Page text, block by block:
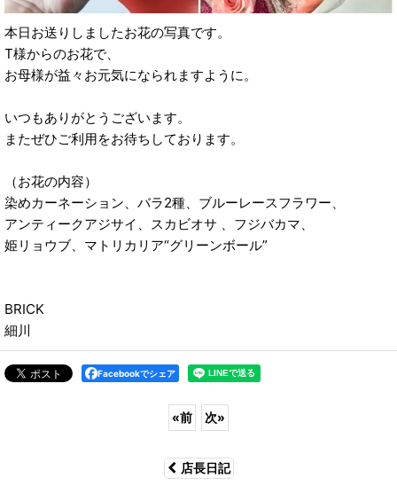
本日お送りしましたお花の写真です。
T様からのお花で、
お母様が益々お元気になられますように。
いつもありがとうございます。
またぜひご利用をお待ちしております。
（お花の内容）
染めカーネーション、バラ2種、ブルーレースフラワー、
アンティークアジサイ、スカビオサ 、フジバカマ、
姫リョウブ、マトリカリア“グリーンボール”
BRICK
細川
Facebookでシェア
«前 次»
店長日記